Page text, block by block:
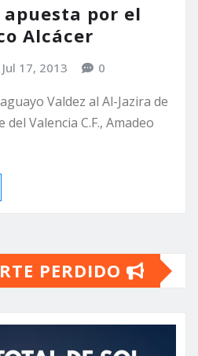
apuesta por el
Alcácer
Jul 17, 2013 0
Valdez al Al-Jazira de
Valencia C.F., Amadeo
PERDIDO